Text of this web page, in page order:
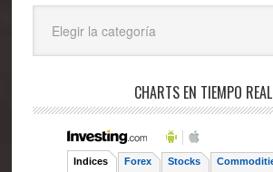
CHARTS EN TIEMPO REAL